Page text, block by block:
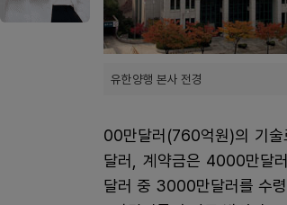
유한양행 본사 전경
00만달러(760억원)의 기
달러, 계약금은 4000만달
달러 중 3000만달러를 수